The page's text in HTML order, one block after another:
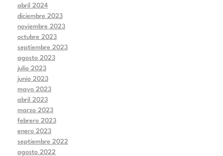
abril 2024
diciembre 2023
noviembre 2023
octubre 2023
septiembre 2023
agosto 2023
julio 2023
junio 2023
mayo 2023
abril 2023
marzo 2023
febrero 2023
enero 2023
septiembre 2022
agosto 2022